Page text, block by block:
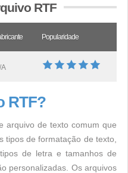
RTF
Popularidade
A
RTF?
arquivo de texto comum que
tipos de formatação de texto,
de letra e tamanhos de
personalizadas. Os arquivos